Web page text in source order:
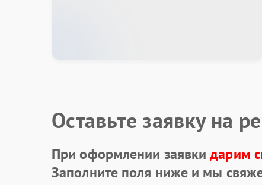
Оставьте заявку на
При оформлении заявкидарим
Заполните поля ниже и мы